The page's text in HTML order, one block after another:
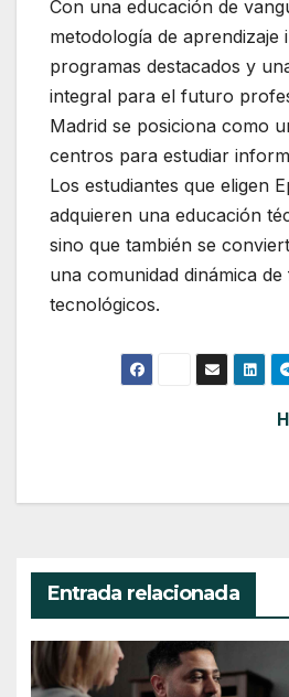
Con una educación de
metodología de aprendizaje
programas destacados y
integral para el futuro
Madrid se posiciona como
centros para estudiar
Los estudiantes que eligen
adquieren una educación
sino que también se
una comunidad dinámica
tecnológicos.
Entrada relacionada